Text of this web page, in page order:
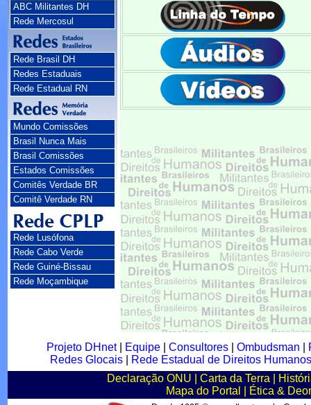
ABC Militantes DH
Rede Mercosul
Rede Brasil DH
Redes Estaduais
Rede Estadual RN
Mundo Comissões
Brasil Nunca Mais
Brasil Comissões
Estados Comissões
Comitês Verdade BR
Comitê Verdade RN
Rede Lusófona
Rede Cabo Verde
Rede Guiné-Bissau
Rede Moçambique
Projeto DHnet| Equipe| Consultores| Ombudsman
Redes Glocais|
Rede Estadual de Direitos
Declaração ONU
Carta da Terra
Mapa do Portal
Ética &